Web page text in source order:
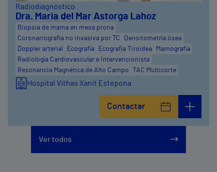
Radiodiagnóstico
Dra. María del Mar Astorga Lahoz
Biopsia de mama en mesa prona
Coronariografía no invasiva por TC
Densitometría ósea
Doppler arterial
Ecografía Ecografía Tiroidea
Mamografía
Radiología Cardiovascular e Intervencionista
Resonancia Magnética de Alto Campo
TAC Multicorte
Hospital Vithas Xanit Estepona
Contactar
Ver todos